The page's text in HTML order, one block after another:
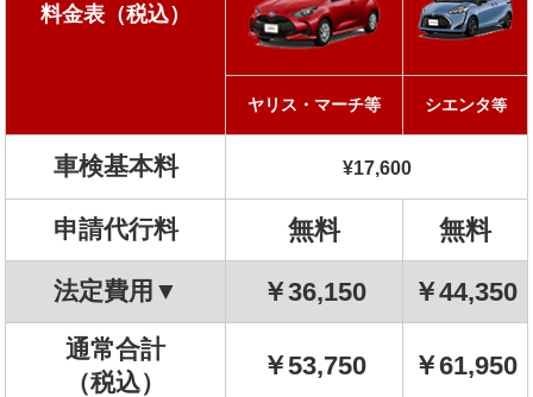
料金表（税込）
ヤリス・マーチ等 シエンタ等
車検基本料 ¥17,600
申請代行料 無料 無料
法定費用▼ ￥36,150 ￥44,350
通常合計
（税込）
￥53,750 ￥61,950